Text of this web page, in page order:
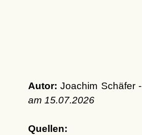
Autor: Joachim Schäfer -
am 15.07.2026
Quellen: